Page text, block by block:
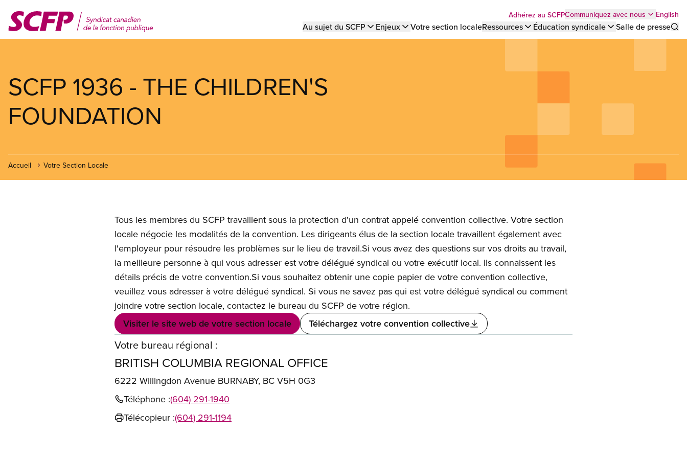
contenu
Top
menu
Adhérez au SCFPCommuniquez avec nous English
Main
Au sujet du SCFP Enjeux Votre section localeRessources Éducation syndicale
Salle de presse
SCFP 1936 - THE CHILDREN'S
FOUNDATION
Accueil Votre Section Locale
Tous les membres du SCFP travaillent sous la protection d'un contrat appelé convention collective. Votre section
locale négocie les modalités de la convention. Les dirigeants élus de la section locale travaillent également avec
l'employeur pour résoudre les problèmes sur le lieu de travail.Si vous avez des questions sur vos droits au travail,
la meilleure personne à qui vous adresser est votre délégué syndical ou votre exécutif local. Ils connaissent les
détails précis de votre convention.Si vous souhaitez obtenir une copie papier de votre convention collective,
veuillez vous adresser à votre délégué syndical. Si vous ne savez pas qui est votre délégué syndical ou comment
joindre votre section locale, contactez le bureau du SCFP de votre région.
Visiter le site web de votre section locale
Téléchargez votre convention collective
Votre bureau régional :
BRITISH COLUMBIA REGIONAL OFFICE
6222 Willingdon Avenue BURNABY, BC V5H 0G3
Téléphone :(604) 291-1940
Télécopieur :(604) 291-1194